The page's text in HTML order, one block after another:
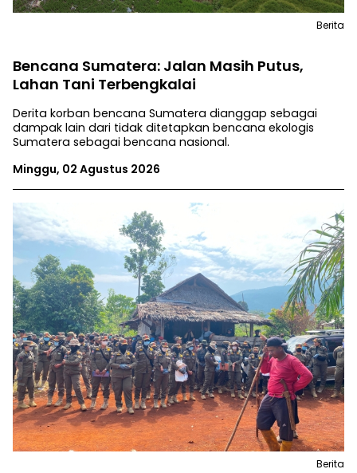
Bencana Sumatera: Jalan Masih Putus,
Lahan Tani Terbengkalai
Derita korban bencana Sumatera dianggap sebagai
dampak lain dari tidak ditetapkan bencana ekologis
Sumatera sebagai bencana nasional.
Minggu, 02 Agustus 2026
Berita
Berita